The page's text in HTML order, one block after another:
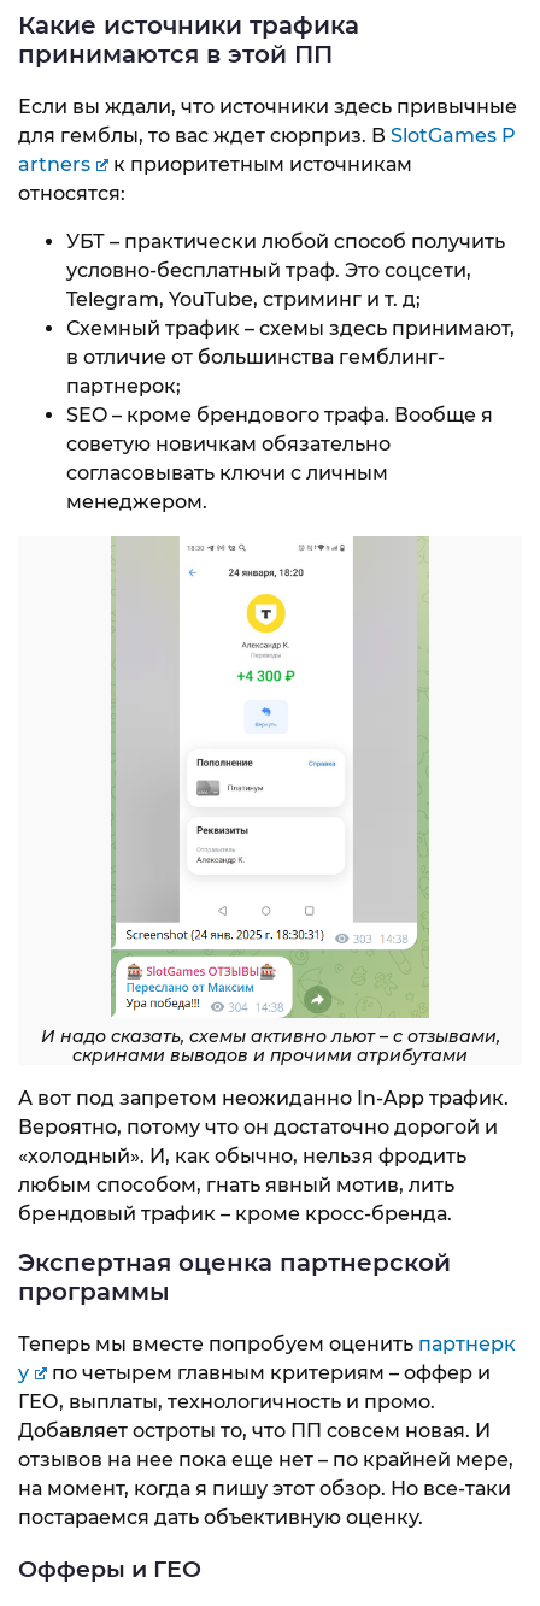
Какие источники трафика
принимаются в этой ПП
Если вы ждали, что источники здесь привычные
для гемблы, то вас ждет сюрприз. В SlotGames P
artners
к приоритетным источникам
относятся:
УБТ – практически любой способ получить
условно-бесплатный траф. Это соцсети,
Telegram, YouTube, стриминг и т. д;
Схемный трафик – схемы здесь принимают,
в отличие от большинства гемблинг-
партнерок;
SEO – кроме брендового трафа. Вообще я
советую новичкам обязательно
согласовывать ключи с личным
менеджером.
И надо сказать, схемы активно льют – с отзывами,
скринами выводов и прочими атрибутами
А вот под запретом неожиданно In-App трафик.
Вероятно, потому что он достаточно дорогой и
«холодный». И, как обычно, нельзя фродить
любым способом, гнать явный мотив, лить
брендовый трафик – кроме кросс-бренда.
Экспертная оценка партнерской
программы
Теперь мы вместе попробуем оценить партнерк
у
по четырем главным критериям – оффер и
ГЕО, выплаты, технологичность и промо.
Добавляет остроты то, что ПП совсем новая. И
отзывов на нее пока еще нет – по крайней мере,
на момент, когда я пишу этот обзор. Но все-таки
постараемся дать объективную оценку.
Офферы и ГЕО